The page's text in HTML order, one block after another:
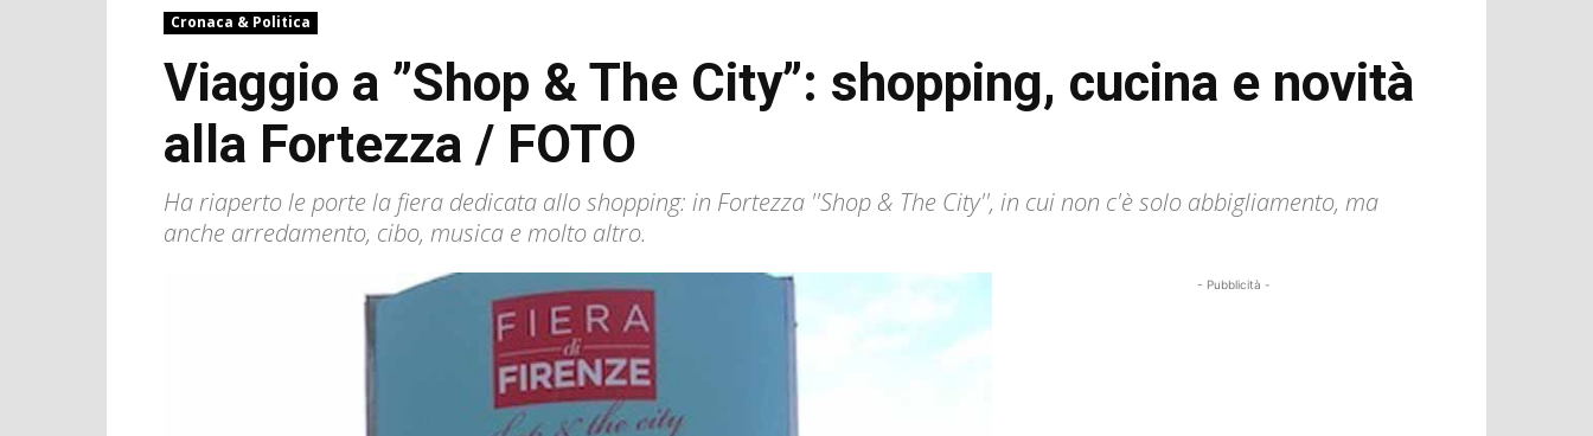
Cronaca & Politica
Viaggio a ”Shop & The City”: shopping, cucina e novità
alla Fortezza / FOTO
Ha riaperto le porte la fiera dedicata allo shopping: in Fortezza ''Shop & The City'', in cui non c'è solo abbigliamento, ma
anche arredamento, cibo, musica e molto altro.
- Pubblicità -